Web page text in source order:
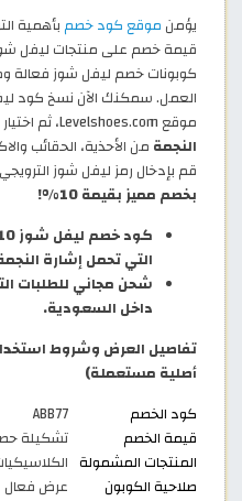
يؤمن موقع كود خصم بأهمية
قيمة خصم على منتجات ليفل
كوبونات خصم ليفل شوز
العمل. سمكنك الآن نسخ كود
موقع Levelshoes.com، ثم اختيار القطع التي
النجمة من الأحذية، الحقائب
قم بإدخال رمز ليفل شوز الترويجي
بخصم مميز بقيمة 10%!
التي تحمل إشارة
داخل السعودية.
تفاصيل العرض وشروط
أصلية مستعملة)
كود الخصم
ABB77
قيمة الخصم
تشكيلة
المنتجات المشمولة
صلاحية الكوبون
عرض فعال